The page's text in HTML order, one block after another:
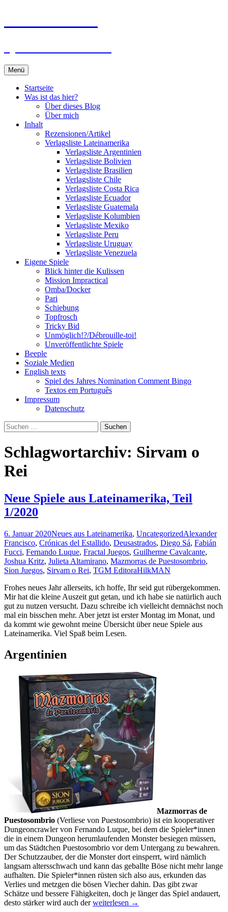
Menü
Startseite
Was ist das hier?
Über dieses Blog
Über mich
Inhalt
Rezensionen/Artikel
Verlagsliste Lateinamerika
Verlagsliste Argentinien
Verlagsliste Bolivien
Verlagsliste Brasilien
Verlagsliste Chile
Verlagsliste Costa Rica
Verlagsliste Ecuador
Verlagsliste Guatemala
Verlagsliste Kolumbien
Verlagsliste Mexiko
Verlagsliste Peru
Verlagsliste Uruguay
Verlagsliste Venezuela
Eigene Spiele
Blick hinter die Kulissen
Mission Impractical
Omba/Docker
Pari
Schiebung
Topfrosch
Tricky Bid
Unmöglich!?/Débrouille-toi!
Unveröffentlichte Spiele
Beeple
Soziale Medien
English texts
Spiel des Jahres Nomination Comment Bingo
Textos em Português
Impressum
Datenschutz
Suchen
nach:
Schlagwortarchiv: Sirvam o
Rei
Neue Spiele aus Lateinamerika, Teil
1/2020
6. Januar 2020Neues aus Lateinamerika, UncategorizedAlexander
Francisco, Crónicas del Estallido, Deusastrados, Diego Sá, Fabián
Fucci, Fernando Luque, Fractal Juegos, Guilherme Cavalcante,
Joshua Kritz, Julieta Altamirano, Mazmorras de Puestosombrio,
Sion Juegos, Sirvam o Rei, TGM EditoraHilkMAN
Frohes neues Jahr allerseits, ich hoffe, Ihr seid gut rübergekommen.
Mir hat die kleine Auszeit gut getan, und ich habe sie natürlich auch
gut zu nutzen versucht. Dazu schreibe ich vielleicht demnächst noch
mal ein bisschen mehr. Aber jetzt ist erster Montag im Monat, und
da kommt wie gewohnt meine Übersicht über neue Spiele aus
Lateinamerika. Viel Spaß beim Lesen.
Argentinien
Mazmorras de
Puestosombrio (Verliese von Puestosombrio) ist ein kooperativer
Dungeoncrawler von Fernando Luque, bei dem die Spieler*innen
die in einem Dungeon herumlaufenden Monster besiegen müssen,
um das Städtchen Puestosombrio vor dem Untergang zu bewahren.
Der Schutzzauber, der die Monster dort einsperrt, wird nämlich
langsam altersschwach und kann das geballte Böse nicht mehr lange
aufhalten. Die Spieler*innen rüsten sich also aus, erkunden das
Verlies und metzgen die bösen Viecher dahin. Das gibt zwar
Schätze und bessere Fähigkeiten, doch je länger das Spiel andauert,
desto stärker wird auch derNeue
weiterlesen →